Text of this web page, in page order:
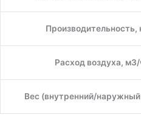
Производительность,
Расход воздуха, м3/
Вес (внутренний/наружный